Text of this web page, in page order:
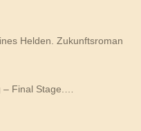
Helden. Zukunftsroman
Final Stage.…